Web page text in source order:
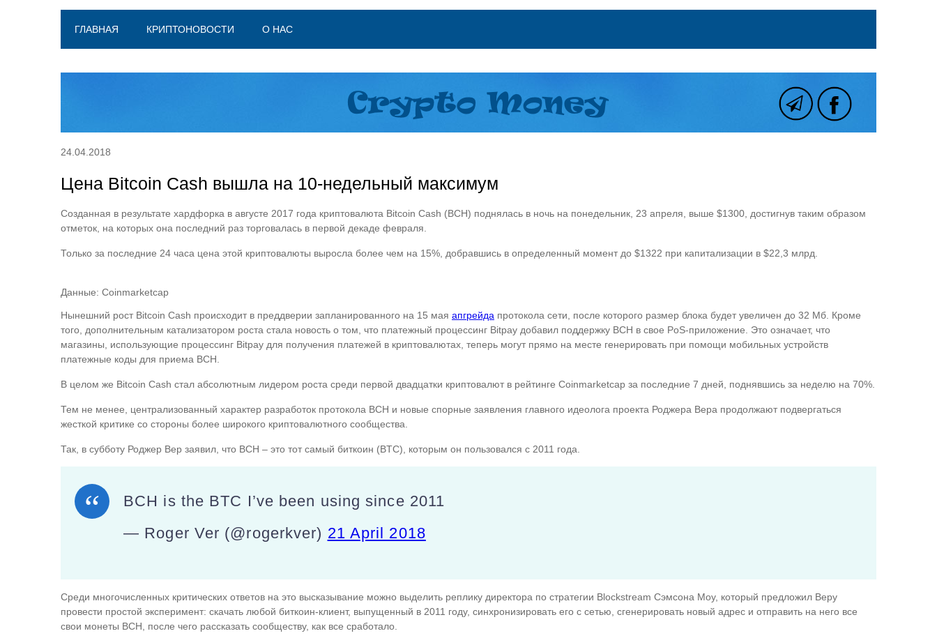
ГЛАВНАЯ КРИПТОНОВОСТИ О НАС
24.04.2018
Цена Bitcoin Cash вышла на 10-недельный максимум
Созданная в результате хардфорка в августе 2017 года криптовалюта Bitcoin Cash (BCH) поднялась в ночь на понедельник, 23 апреля, выше $1300, достигнув таким образом
отметок, на которых она последний раз торговалась в первой декаде февраля.
Только за последние 24 часа цена этой криптовалюты выросла более чем на 15%, добравшись в определенный момент до $1322 при капитализации в $22,3 млрд.
Данные: Coinmarketcap
Нынешний рост Bitcoin Cash происходит в преддверии запланированного на 15 мая апгрейда протокола сети, после которого размер блока будет увеличен до 32 Мб. Кроме
того, дополнительным катализатором роста стала новость о том, что платежный процессинг Bitpay добавил поддержку BCH в свое PoS-приложение. Это означает, что
магазины, использующие процессинг Bitpay для получения платежей в криптовалютах, теперь могут прямо на месте генерировать при помощи мобильных устройств
платежные коды для приема BCH.
В целом же Bitcoin Cash стал абсолютным лидером роста среди первой двадцатки криптовалют в рейтинге Coinmarketcap за последние 7 дней, поднявшись за неделю на 70%.
Тем не менее, централизованный характер разработок протокола BCH и новые спорные заявления главного идеолога проекта Роджера Вера продолжают подвергаться
жесткой критике со стороны более широкого криптовалютного сообщества.
Так, в субботу Роджер Вер заявил, что BCH – это тот самый биткоин (BTC), которым он пользовался с 2011 года.
BCH is the BTC I’ve been using since 2011
— Roger Ver (@rogerkver) 21 April 2018
Среди многочисленных критических ответов на это высказывание можно выделить реплику директора по стратегии Blockstream Сэмсона Моу, который предложил Веру
провести простой эксперимент: скачать любой биткоин-клиент, выпущенный в 2011 году, синхронизировать его с сетью, сгенерировать новый адрес и отправить на него все
свои монеты BCH, после чего рассказать сообществу, как все сработало.